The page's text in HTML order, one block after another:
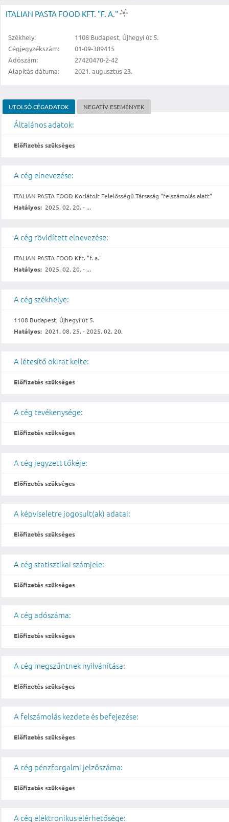
ITALIAN PASTA FOOD KFT. "F. A."
Székhely:
1108 Budapest, Újhegyi út 5.
Cégjegyzékszám:
01-09-389415
Adószám:
27420470-2-42
Alapítás dátuma:
2021. augusztus 23.
UTOLSÓ CÉGADATOK NEGATÍV ESEMÉNYEK
Általános adatok:
Előfizetés szükséges
A cég elnevezése:
ITALIAN PASTA FOOD Korlátolt Felelősségű Társaság "felszámolás alatt"
Hatályos: 2025. 02. 20. - ...
A cég rövidített elnevezése:
ITALIAN PASTA FOOD Kft. "f. a."
Hatályos: 2025. 02. 20. - ...
A cég székhelye:
1108 Budapest, Újhegyi út 5.
Hatályos: 2021. 08. 25. - 2025. 02. 20.
A létesítő okirat kelte:
Előfizetés szükséges
A cég tevékenysége:
Előfizetés szükséges
A cég jegyzett tőkéje:
Előfizetés szükséges
A képviseletre jogosult(ak) adatai:
Előfizetés szükséges
A cég statisztikai számjele:
Előfizetés szükséges
A cég adószáma:
Előfizetés szükséges
A cég megszűntnek nyilvánítása:
Előfizetés szükséges
A felszámolás kezdete és befejezése:
Előfizetés szükséges
A cég pénzforgalmi jelzőszáma:
Előfizetés szükséges
A cég elektronikus elérhetősége: